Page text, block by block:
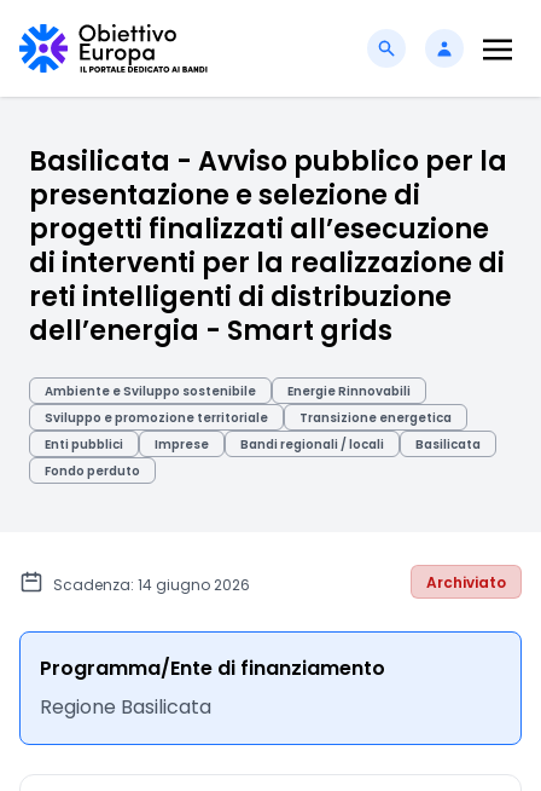
Basilicata - Avviso pubblico per la
presentazione e selezione di
progetti finalizzati all’esecuzione
di interventi per la realizzazione di
reti intelligenti di distribuzione
dell’energia - Smart grids
Ambiente e Sviluppo sostenibile
Energie Rinnovabili
Sviluppo e promozione territoriale
Transizione energetica
Enti pubblici
Imprese Bandi regionali / locali
Basilicata
Fondo perduto
Scadenza: 14 giugno 2026 Archiviato
Programma/Ente di finanziamento
Regione Basilicata